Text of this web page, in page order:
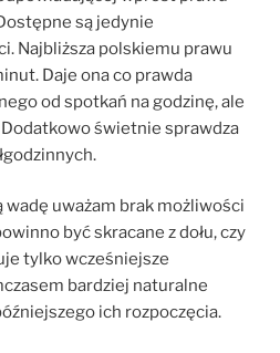
są jedynie
Najbliższa polskiemu prawu
Daje ona co prawda
od spotkań na godzinę, ale
świetnie sprawdza
wadę uważam brak możliwości
być skracane z dołu, czy
tylko wcześniejsze
bardziej naturalne
ich rozpoczęcia.